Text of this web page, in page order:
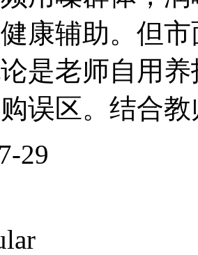
康辅助。但
是老师自用
误区。结合
29